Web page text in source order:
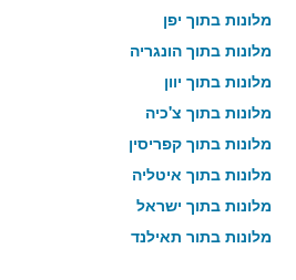
מלונות בתוך יפן
מלונות בתוך הונגריה
מלונות בתוך יוון
מלונות בתוך צ'כיה
מלונות בתוך קפריסין
מלונות בתוך איטליה
מלונות בתוך ישראל
מלונות בתוך תאילנד